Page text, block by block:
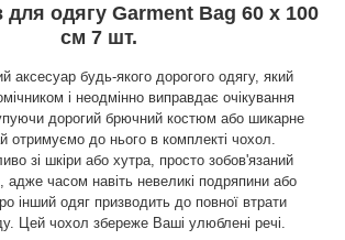
для одягу Garment Bag 60 х 100
см 7 шт.
аксесуар будь-якого дорогого одягу, який
і неодмінно виправдає очікування
дорогий брючний костюм або шикарне
отримуємо до нього в комплекті чохол.
зі шкіри або хутра, просто зобов'язаний
адже часом навіть невеликі подряпини або
інший одяг призводить до повної втрати
Цей чохол збереже Ваші улюблені речі.